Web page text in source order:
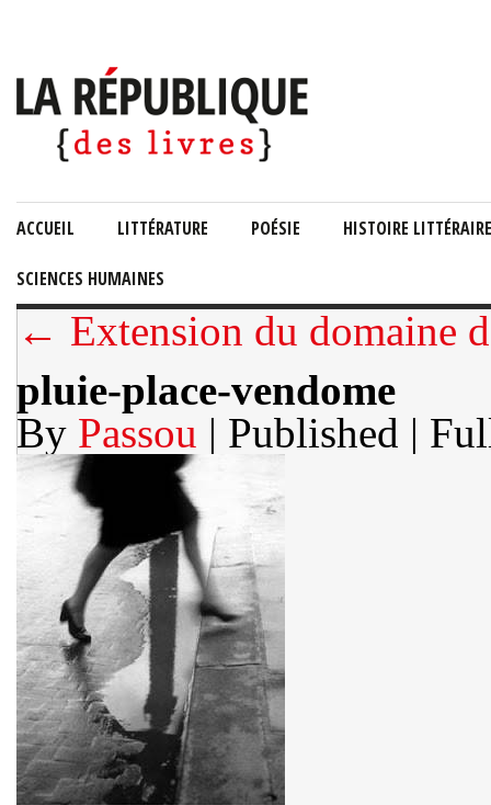
ACCUEIL LITTÉRATURE POÉSIE HISTOIRE LITTÉRAIRE
SCIENCES HUMAINES
← Extension du domaine
pluie-place-vendome
By Passou | Published |